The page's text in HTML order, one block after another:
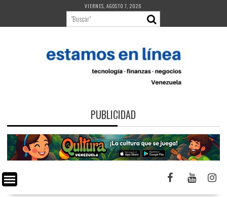
contenido
VIERNES, AGOSTO 7, 2026
PUBLICIDAD